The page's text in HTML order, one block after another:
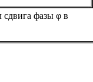
сдвига фазы φ в